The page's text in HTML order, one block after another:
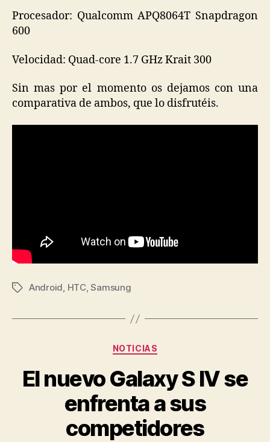
Procesador: Qualcomm APQ8064T Snapdragon
600
Velocidad: Quad-core 1.7 GHz Krait 300
Sin mas por el momento os dejamos con una
comparativa de ambos, que lo disfrutéis.
Etiquetas
Android, HTC,Samsung
Categorías
NOTICIAS
El nuevo Galaxy S IV se
enfrenta a sus
competidores